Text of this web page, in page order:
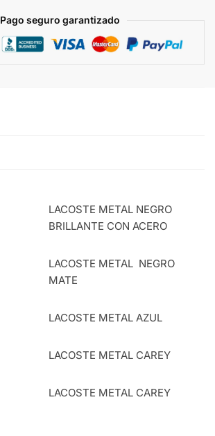
Pago seguro garantizado
LACOSTE METAL NEGRO
BRILLANTE CON ACERO
LACOSTE METAL NEGRO
MATE
LACOSTE METAL AZUL
LACOSTE METAL CAREY
LACOSTE METAL CAREY